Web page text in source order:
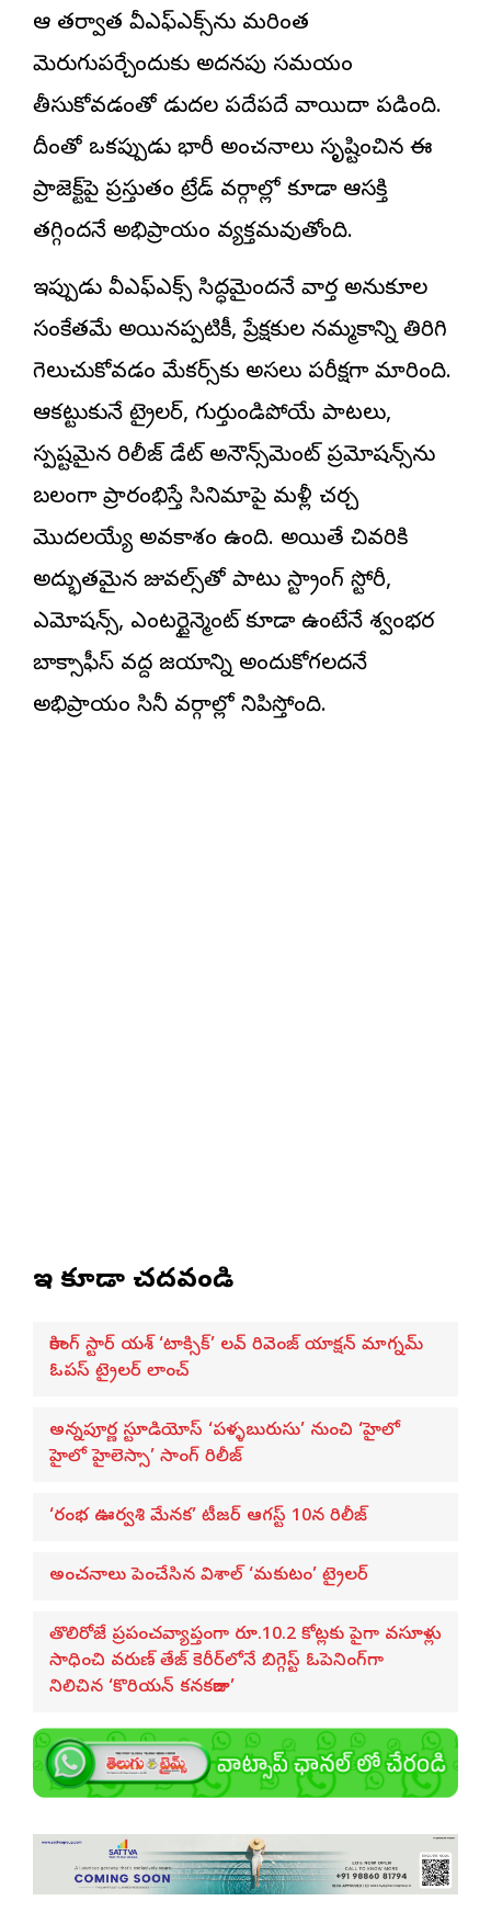
ఆ తర్వాత వీఎఫ్‌ఎక్స్‌ను మరింత
మెరుగుపర్చేందుకు అదనపు సమయం
తీసుకోవడంతో విడుదల పదేపదే వాయిదా పడింది.
దీంతో ఒకప్పుడు భారీ అంచనాలు సృష్టించిన ఈ
ప్రాజెక్ట్‌పై ప్రస్తుతం ట్రేడ్ వర్గాల్లో కూడా ఆసక్తి
తగ్గిందనే అభిప్రాయం వ్యక్తమవుతోంది.
ఇప్పుడు వీఎఫ్‌ఎక్స్ సిద్ధమైందనే వార్త అనుకూల
సంకేతమే అయినప్పటికీ, ప్రేక్షకుల నమ్మకాన్ని తిరిగి
గెలుచుకోవడం మేకర్స్‌కు అసలు పరీక్షగా మారింది.
ఆకట్టుకునే ట్రైలర్, గుర్తుండిపోయే పాటలు,
స్పష్టమైన రిలీజ్ డేట్ అనౌన్స్‌మెంట్ ప్రమోషన్స్‌ను
బలంగా ప్రారంభిస్తే సినిమాపై మళ్లీ చర్చ
మొదలయ్యే అవకాశం ఉంది. అయితే చివరికి
అద్భుతమైన విజువల్స్‌తో పాటు స్ట్రాంగ్ స్టోరీ,
ఎమోష‌న్స్, ఎంట‌ర్టైన్మెంట్ కూడా ఉంటేనే విశ్వంభర
బాక్సాఫీస్ వద్ద విజయాన్ని అందుకోగలదనే
అభిప్రాయం సినీ వర్గాల్లో వినిపిస్తోంది.
ఇవి కూడా చదవండి
రాకింగ్ స్టార్ యశ్ ‘టాక్సిక్’ లవ్ రివెంజ్ యాక్షన్ మాగ్నమ్
ఓపస్‌ ట్రైలర్ లాంచ్
అన్నపూర్ణ స్టూడియోస్ ‘పళ్ళబురుసు’ నుంచి ‘హైలో
హైలో హైలెస్సా’ సాంగ్ రిలీజ్
‘రంభ ఊర్వశి మేనక’ టీజర్ ఆగస్ట్ 10న రిలీజ్
అంచనాలు పెంచేసిన విశాల్ ‘మకుటం’ ట్రైలర్
తొలిరోజే ప్రపంచవ్యాప్తంగా రూ.10.2 కోట్లకు పైగా వసూళ్లు
సాధించి వరుణ్ తేజ్ కెరీర్‌లోనే బిగ్గెస్ట్ ఓపెనింగ్‌గా
నిలిచిన ‘కొరియన్ కనకరాజు’